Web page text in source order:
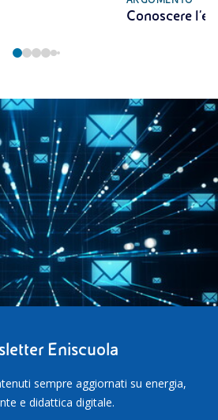
Conoscere
Eniscuola
sempre aggiornati su energia,
e didattica digitale.